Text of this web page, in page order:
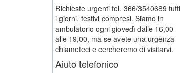
Richieste urgenti tel. 366/3540689 tutti
i giorni, festivi compresi. Siamo in
ambulatorio ogni giovedì dalle 16,00
alle 19,00, ma se avete una urgenza
chiameteci e cercheremo di visitarvi.
Aiuto telefonico